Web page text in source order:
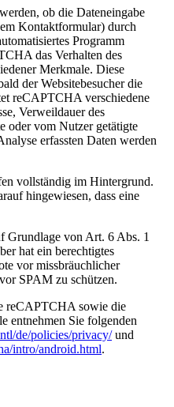
ob die Dateneingabe
Kontaktformular) durch
Programm
das Verhalten des
Merkmale. Diese
der Websitebesucher die
reCAPTCHA verschiedene
Verweildauer des
oder vom Nutzer getätigte
erfassten Daten werden
vollständig im Hintergrund.
hingewiesen, dass eine
Grundlage von Art. 6 Abs. 1
hat ein berechtigtes
vor missbräuchlicher
SPAM zu schützen.
reCAPTCHA sowie die
entnehmen Sie folgenden
de/policies/privacy/und
intro/android.html.